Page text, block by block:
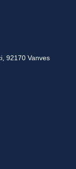
92170 Vanves